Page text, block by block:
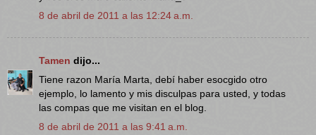
8 de abril de 2011 a las 12:24 a.m.
Tamen dijo...
Tiene razon María Marta, debí haber esocgido otro
ejemplo, lo lamento y mis disculpas para usted, y todas
las compas que me visitan en el blog.
8 de abril de 2011 a las 9:41 a.m.